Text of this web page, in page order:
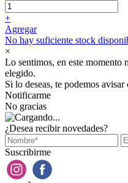
+
Agregar
No hay suficiente stock
×
Lo sentimos, en este momento
elegido.
Si lo deseas, te podemos
Notificarme
No gracias
¿Desea recibir novedades?
Suscribirme